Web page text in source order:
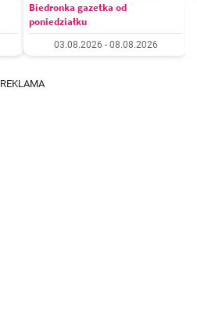
Biedronka gazetka od
poniedziałku
03.08.2026 - 08.08.2026
REKLAMA